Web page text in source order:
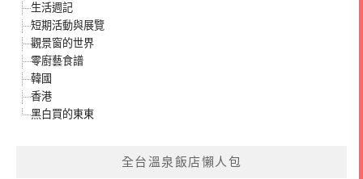
生活週記
短期活動與展覽
觀景窗的世界
零廚藝食譜
韓國
香港
黑白買的東東
全台溫泉飯店懶人包